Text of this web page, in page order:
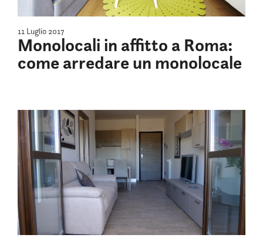
11 Luglio 2017
Monolocali in affitto a Roma:
come arredare un monolocale